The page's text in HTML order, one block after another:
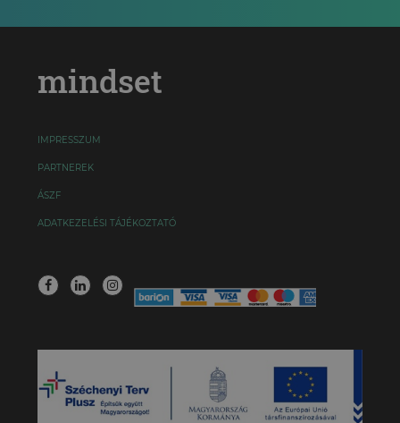
mindset
IMPRESSZUM
PARTNEREK
ÁSZF
ADATKEZELÉSI TÁJÉKOZTATÓ